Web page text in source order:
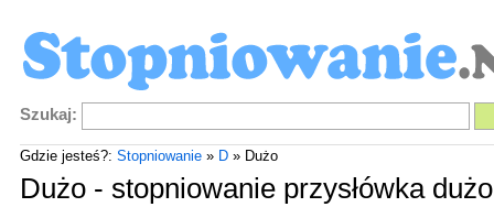
Szukaj:
Gdzie jesteś?: Stopniowanie» D» Dużo
Dużo - stopniowanie przysłówka dużo